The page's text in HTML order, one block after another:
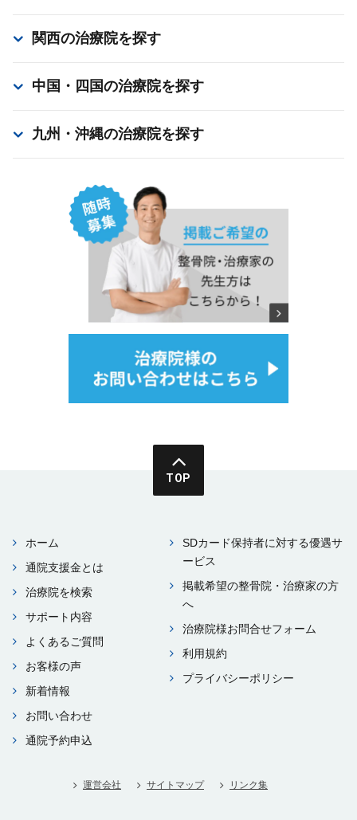
関西の治療院を探す
中国・四国の治療院を探す
九州・沖縄の治療院を探す
TOP
ホーム
通院⽀援⾦とは
治療院を検索
サポート内容
よくあるご質問
お客様の声
新着情報
お問い合わせ
通院予約申込
SDカード保持者に対する優遇サ
ービス
掲載希望の整⾻院・治療家の⽅
へ
治療院様お問合せフォーム
利⽤規約
プライバシーポリシー
運営会社 サイトマップ リンク集